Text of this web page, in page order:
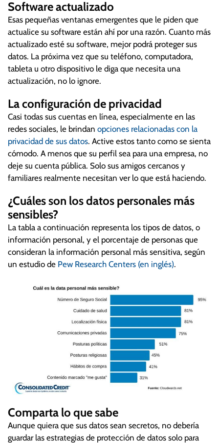
Software actualizado
Esas pequeñas ventanas emergentes que le piden que
actualice su software están ahí por una razón. Cuanto más
actualizado esté su software, mejor podrá proteger sus
datos. La próxima vez que su teléfono, computadora,
tableta u otro dispositivo le diga que necesita una
actualización, no lo ignore.
La configuración de privacidad
Casi todas sus cuentas en línea, especialmente en las
redes sociales, le brindan opciones relacionadas con la
privacidad de sus datos. Active estos tanto como se sienta
cómodo. A menos que su perfil sea para una empresa, no
deje su cuenta pública. Solo sus amigos cercanos y
familiares realmente necesitan ver lo que está haciendo.
¿Cuáles son los datos personales más
sensibles?
La tabla a continuación representa los tipos de datos, o
información personal, y el porcentaje de personas que
consideran la información personal más sensitiva, según
un estudio de Pew Research Centers (en inglés).
Comparta lo que sabe
Aunque quiera que sus datos sean secretos, no debería
guardar las estrategias de protección de datos solo para